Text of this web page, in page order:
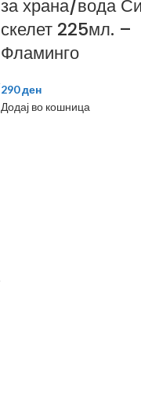
за храна/вода
скелет 225мл. –
Фламинго
290ден
Додај во кошница